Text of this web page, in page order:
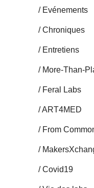
Evé­ne­ments
Chro­niques
En­tre­tiens
More-Than-
Feral Labs
ART4MED
From
Covid19